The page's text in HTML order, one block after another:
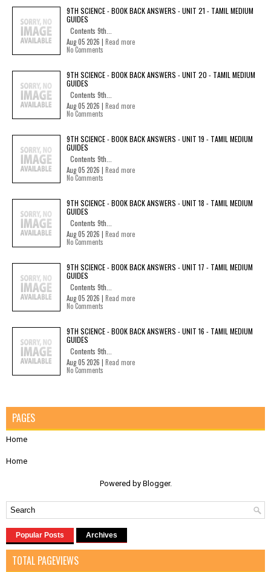
9TH SCIENCE - BOOK BACK ANSWERS - UNIT 21 - TAMIL MEDIUM
GUIDES
Contents 9th...
Aug 05 2026 | Read more
No Comments
9TH SCIENCE - BOOK BACK ANSWERS - UNIT 20 - TAMIL MEDIUM
GUIDES
Contents 9th...
Aug 05 2026 | Read more
No Comments
9TH SCIENCE - BOOK BACK ANSWERS - UNIT 19 - TAMIL MEDIUM
GUIDES
Contents 9th...
Aug 05 2026 | Read more
No Comments
9TH SCIENCE - BOOK BACK ANSWERS - UNIT 18 - TAMIL MEDIUM
GUIDES
Contents 9th...
Aug 05 2026 | Read more
No Comments
9TH SCIENCE - BOOK BACK ANSWERS - UNIT 17 - TAMIL MEDIUM
GUIDES
Contents 9th...
Aug 05 2026 | Read more
No Comments
9TH SCIENCE - BOOK BACK ANSWERS - UNIT 16 - TAMIL MEDIUM
GUIDES
Contents 9th...
Aug 05 2026 | Read more
No Comments
PAGES
Home
Home
Powered by Blogger.
Popular Posts Archives
TOTAL PAGEVIEWS